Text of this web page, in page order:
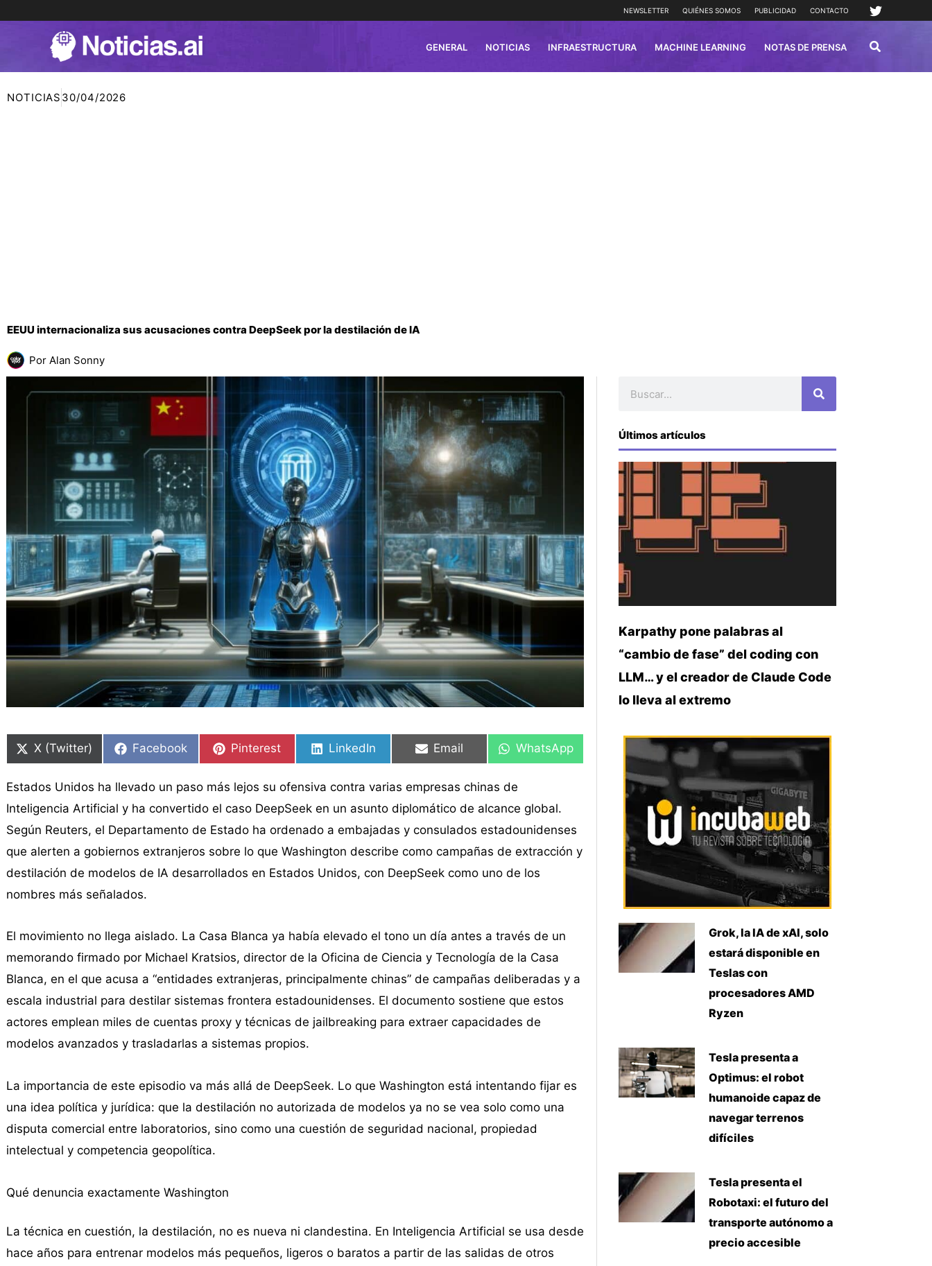
NEWSLETTER QUIÉNES SOMOS PUBLICIDAD CONTACTO
GENERAL NOTICIAS INFRAESTRUCTURA MACHINE LEARNING NOTAS DE PRENSA
NOTICIAS 30/04/2026
EEUU internacionaliza sus acusaciones contra DeepSeek por la destilación de IA
Por Alan Sonny
en
X (Twitter)
en
Facebook
en
Pinterest
en
LinkedIn
en
Email
en
WhatsApp
Estados Unidos ha llevado un paso más lejos su ofensiva contra varias empresas chinas de
Inteligencia Artificial y ha convertido el caso DeepSeek en un asunto diplomático de alcance global.
Según Reuters, el Departamento de Estado ha ordenado a embajadas y consulados estadounidenses
que alerten a gobiernos extranjeros sobre lo que Washington describe como campañas de extracción y
destilación de modelos de IA desarrollados en Estados Unidos, con DeepSeek como uno de los
nombres más señalados.
El movimiento no llega aislado. La Casa Blanca ya había elevado el tono un día antes a través de un
memorando firmado por Michael Kratsios, director de la Oficina de Ciencia y Tecnología de la Casa
Blanca, en el que acusa a “entidades extranjeras, principalmente chinas” de campañas deliberadas y a
escala industrial para destilar sistemas frontera estadounidenses. El documento sostiene que estos
actores emplean miles de cuentas proxy y técnicas de jailbreaking para extraer capacidades de
modelos avanzados y trasladarlas a sistemas propios.
La importancia de este episodio va más allá de DeepSeek. Lo que Washington está intentando fijar es
una idea política y jurídica: que la destilación no autorizada de modelos ya no se vea solo como una
disputa comercial entre laboratorios, sino como una cuestión de seguridad nacional, propiedad
intelectual y competencia geopolítica.
Qué denuncia exactamente Washington
La técnica en cuestión, la destilación, no es nueva ni clandestina. En Inteligencia Artificial se usa desde
hace años para entrenar modelos más pequeños, ligeros o baratos a partir de las salidas de otros
en
en
en
en
en
en
Últimos artículos
Karpathy pone palabras al
“cambio de fase” del coding con
LLM… y el creador de Claude Code
lo lleva al extremo
Grok, la IA de xAI, solo
estará disponible en
Teslas con
procesadores AMD
Ryzen
Tesla presenta a
Optimus: el robot
humanoide capaz de
navegar terrenos
difíciles
Tesla presenta el
Robotaxi: el futuro del
transporte autónomo a
precio accesible